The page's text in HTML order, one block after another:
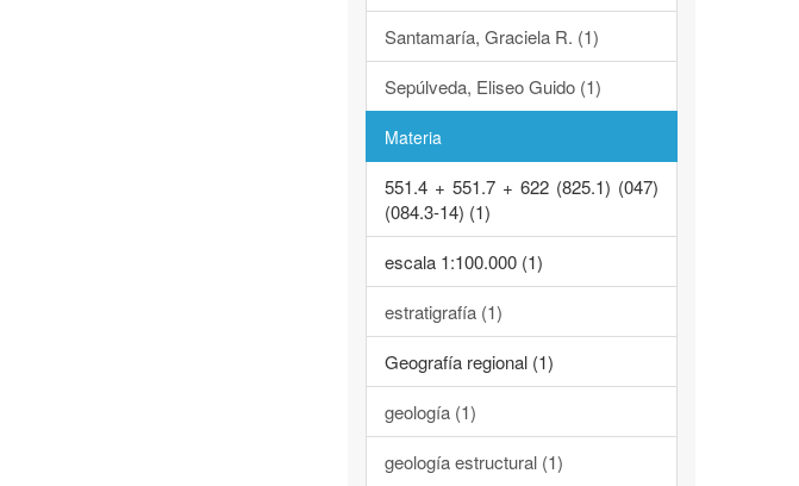
Santamaría, Graciela R. (1)
Sepúlveda, Eliseo Guido (1)
Materia
551.4 + 551.7 + 622 (825.1) (047)
(084.3-14) (1)
escala 1:100.000 (1)
estratigrafía (1)
Geografía regional (1)
geología (1)
geología estructural (1)